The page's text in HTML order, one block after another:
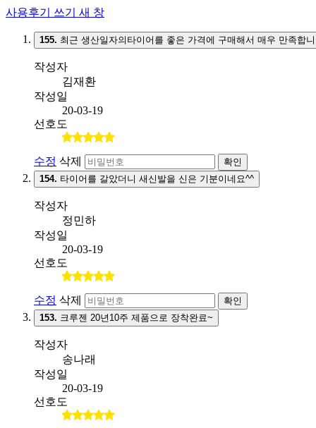
사용후기 쓰기 새 창
155. 최근 생산일자의타이어를 좋은 가격에 구매해서 매우 만족합
작성자
김재환
작성일
20-03-19
선호도
수정 삭제
확인
154. 타이어를 갈았더니 새신발을 신은 기분이네요^^
작성자
정민하
작성일
20-03-19
선호도
수정 삭제
확인
153. 크루젠 20년10주 제품으로 장착완료~
작성자
송나래
작성일
20-03-19
선호도